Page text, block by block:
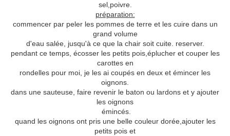
sel,poivre.
préparation:
commencer par peler les pommes de terre et les cuire dans un
grand volume
d'eau salée, jusqu'à ce que la chair soit cuite. reserver.
pendant ce temps, écosser les petits pois,éplucher et couper les
carottes en
rondelles pour moi, je les ai coupés en deux et émincer les
oignons.
dans une sauteuse, faire revenir le baton ou lardons et y ajouter
les oignons
émincés.
quand les oignons ont pris une belle couleur dorée,ajouter les
petits pois et